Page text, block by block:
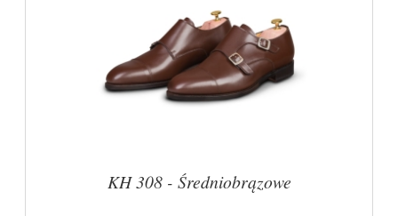
KH 308 - Średniobrązowe